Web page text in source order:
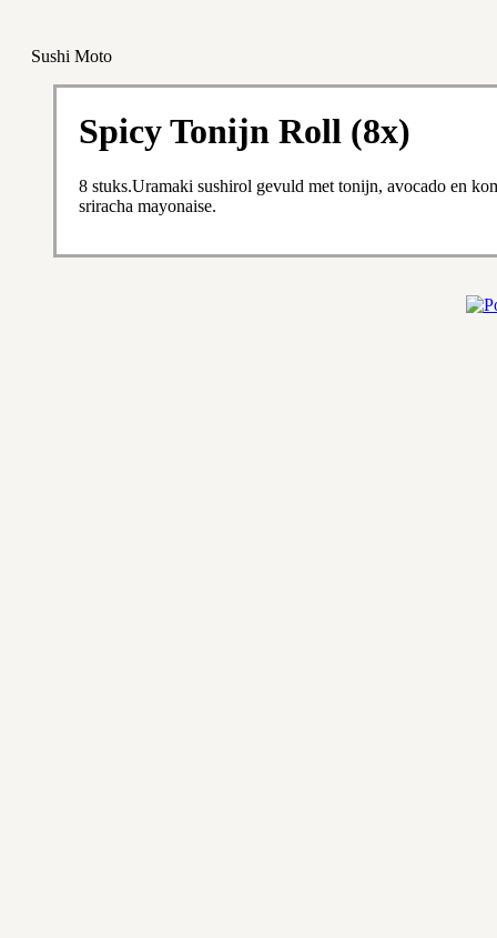
Sushi Moto
Spicy Tonijn Roll (8x)
8 stuks.Uramaki sushirol gevuld met tonijn, avocado en
sriracha mayonaise.